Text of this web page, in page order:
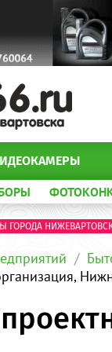
ГОРОДА